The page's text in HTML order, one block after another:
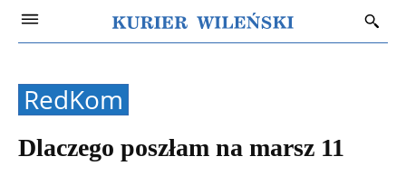
RedKom
Dlaczego poszłam na marsz 11